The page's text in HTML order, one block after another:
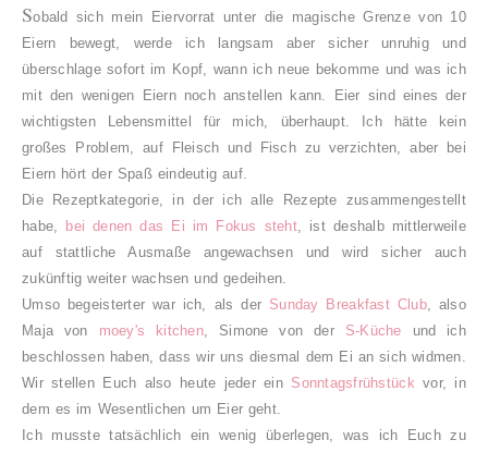
Sobald sich mein Eiervorrat unter die magische Grenze von 10
Eiern bewegt, werde ich langsam aber sicher unruhig und
überschlage sofort im Kopf, wann ich neue bekomme und was ich
mit den wenigen Eiern noch anstellen kann. Eier sind eines der
wichtigsten Lebensmittel für mich, überhaupt. Ich hätte kein
großes Problem, auf Fleisch und Fisch zu verzichten, aber bei
Eiern hört der Spaß eindeutig auf.
Die Rezeptkategorie, in der ich alle Rezepte zusammengestellt
habe,
bei denen das Ei im Fokus steht, ist deshalb mittlerweile
auf stattliche Ausmaße angewachsen und wird sicher auch
zukünftig weiter wachsen und gedeihen.
Umso begeisterter war ich, als der Sunday Breakfast Club, also
Maja von moey's kitchen, Simone von der S-Küche und ich
beschlossen haben, dass wir uns diesmal dem Ei an sich widmen.
Wir stellen Euch also heute jeder ein Sonntagsfrühstück vor, in
dem es im Wesentlichen um Eier geht.
Ich musste tatsächlich ein wenig überlegen, was ich Euch zu